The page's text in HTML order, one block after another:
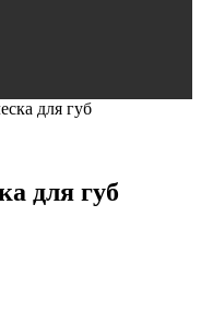
для губ
для губ